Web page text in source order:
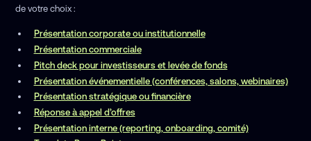
de votre choix :
Présentation corporate ou institutionnelle
Présentation commerciale
Pitch deck pour investisseurs et levée de fonds
Présentation événementielle (conférences, salons, webinaires)
Présentation stratégique ou financière
Réponse à appel d’offres
Présentation interne (reporting, onboarding, comité)